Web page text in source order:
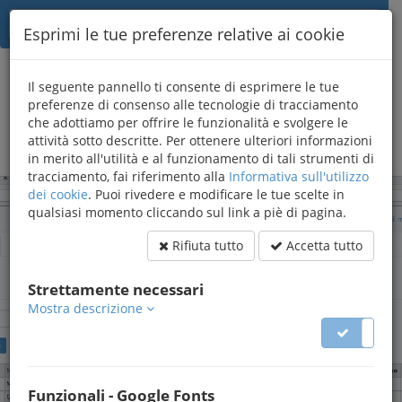
{AWB}
informatica
Sviluppo applicazioni web
menu
Gekoun
gestionale
terapeutiche
Esprimi le tue preferenze relative ai cookie
Il seguente pannello ti consente di esprimere le tue
preferenze di consenso alle tecnologie di tracciamento
che adottiamo per offrire le funzionalità e svolgere le
attività sotto descritte. Per ottenere ulteriori informazioni
in merito all'utilità e al funzionamento di tali strumenti di
tracciamento, fai riferimento alla Informativa sull'utilizzo
dei cookie. Puoi rivedere e modificare le tue scelte in
qualsiasi momento cliccando sul link a piè di pagina.
Rifiuta tutto
Accetta tutto
Strettamente necessari
Mostra descrizione
Funzionali - Google Fonts